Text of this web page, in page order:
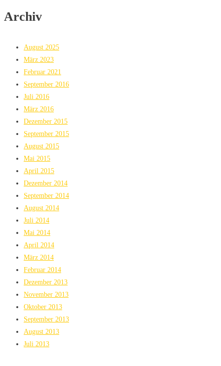
Archiv
August 2025
März 2023
Februar 2021
September 2016
Juli 2016
März 2016
Dezember 2015
September 2015
August 2015
Mai 2015
April 2015
Dezember 2014
September 2014
August 2014
Juli 2014
Mai 2014
April 2014
März 2014
Februar 2014
Dezember 2013
November 2013
Oktober 2013
September 2013
August 2013
Juli 2013